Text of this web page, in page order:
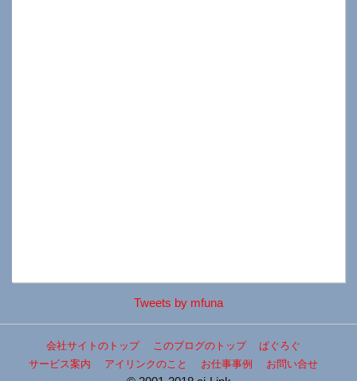
Tweets by mfuna
会社サイトのトップ このブログのトップ
ぱぐろぐ
サービス案内
アイリンクのこと お仕事事例 お問い合せ